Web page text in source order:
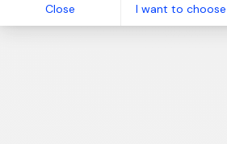
Close I want to choose